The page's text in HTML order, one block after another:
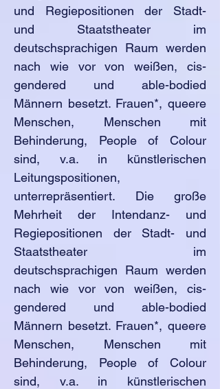
und Regiepositionen der Stadt-
und Staatstheater im
deutschsprachigen Raum werden
nach wie vor von weißen, cis-
gendered und able-bodied
Männern besetzt. Frauen*, queere
Menschen, Menschen mit
Behinderung, People of Colour
sind, v.a. in künstlerischen
Leitungspositionen,
unterrepräsentiert. Die große
Mehrheit der Intendanz- und
Regiepositionen der Stadt- und
Staatstheater im
deutschsprachigen Raum werden
nach wie vor von weißen, cis-
gendered und able-bodied
Männern besetzt. Frauen*, queere
Menschen, Menschen mit
Behinderung, People of Colour
sind, v.a. in künstlerischen